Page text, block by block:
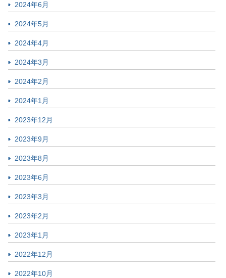
2024年6月
2024年5月
2024年4月
2024年3月
2024年2月
2024年1月
2023年12月
2023年9月
2023年8月
2023年6月
2023年3月
2023年2月
2023年1月
2022年12月
2022年10月